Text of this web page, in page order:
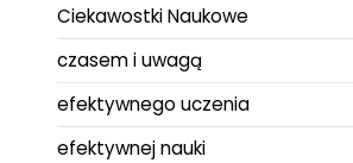
Ciekawostki Naukowe
czasem i uwagą
efektywnego uczenia
efektywnej nauki